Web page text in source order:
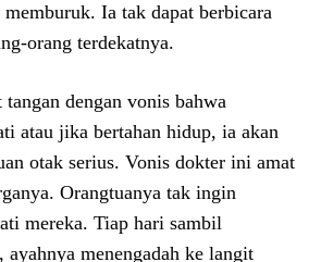
memburuk. Ia tak dapat berbicara
orang terdekatnya.
dengan vonis bahwa
atau jika bertahan hidup, ia akan
otak serius. Vonis dokter ini amat
Orangtuanya tak ingin
mereka. Tiap hari sambil
ayahnya menengadah ke langit